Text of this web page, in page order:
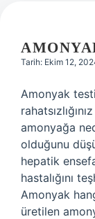
Tarih: Ekim 12,
Amonyak
amonyağa
olduğunu
hepatik
hastalığını
Amonyak
üretilen